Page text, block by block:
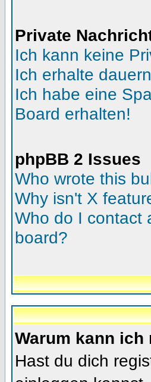
Private
Ich kann keine
Ich erhalte
Ich habe eine
Board erhalten!
phpBB 2 Issues
Who wrote this
Why isn't X
Who do I contact
board?
Warum kann
Hast du dich